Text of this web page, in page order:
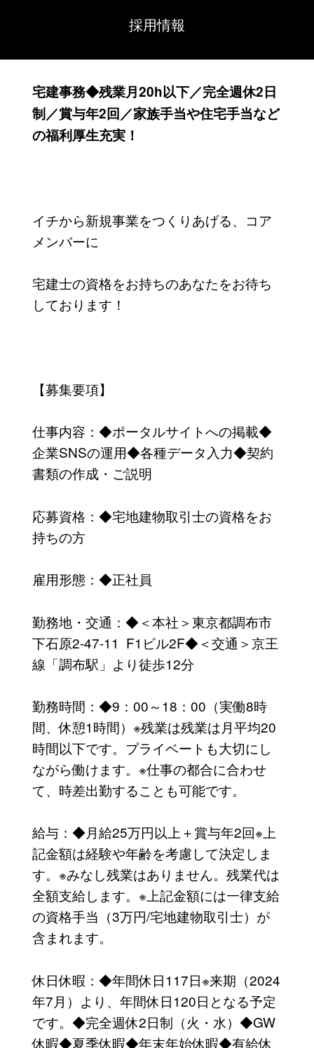
採用情報
宅建事務◆残業月20h以下／完全週休2日
制／賞与年2回／家族手当や住宅手当など
の福利厚生充実！
イチから新規事業をつくりあげる、コア
メンバーに
宅建士の資格をお持ちのあなたをお待ち
しております！
【募集要項】
仕事内容：◆ポータルサイトへの掲載◆
企業SNSの運用◆各種データ入力◆契約
書類の作成・ご説明
応募資格：◆宅地建物取引士の資格をお
持ちの方
雇用形態：◆正社員
勤務地・交通：◆＜本社＞東京都調布市
下石原2-47-11 F1ビル2F◆＜交通＞京王
線「調布駅」より徒歩12分
勤務時間：◆9：00～18：00（実働8時
間、休憩1時間）※残業は残業は月平均20
時間以下です。プライベートも大切にし
ながら働けます。※仕事の都合に合わせ
て、時差出勤することも可能です。
給与：◆月給25万円以上＋賞与年2回※上
記金額は経験や年齢を考慮して決定しま
す。※みなし残業はありません。残業代は
全額支給します。※上記金額には一律支給
の資格手当（3万円/宅地建物取引士）が
含まれます。
休日休暇：◆年間休日117日※来期（2024
年7月）より、年間休日120日となる予定
です。◆完全週休2日制（火・水）◆GW
休暇◆夏季休暇◆年末年始休暇◆有給休